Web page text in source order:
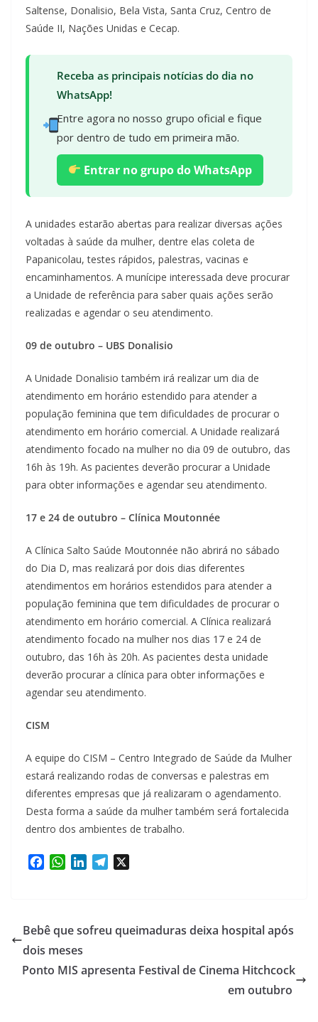
Saltense, Donalisio, Bela Vista, Santa Cruz, Centro de
Saúde II, Nações Unidas e Cecap.
Receba as principais notícias do dia no
WhatsApp!
Entre agora no nosso grupo oficial e fique
por dentro de tudo em primeira mão.
Entrar no grupo do WhatsApp
A unidades estarão abertas para realizar diversas ações
voltadas à saúde da mulher, dentre elas coleta de
Papanicolau, testes rápidos, palestras, vacinas e
encaminhamentos. A munícipe interessada deve procurar
a Unidade de referência para saber quais ações serão
realizadas e agendar o seu atendimento.
09 de outubro – UBS Donalisio
A Unidade Donalisio também irá realizar um dia de
atendimento em horário estendido para atender a
população feminina que tem dificuldades de procurar o
atendimento em horário comercial. A Unidade realizará
atendimento focado na mulher no dia 09 de outubro, das
16h às 19h. As pacientes deverão procurar a Unidade
para obter informações e agendar seu atendimento.
17 e 24 de outubro – Clínica Moutonnée
A Clínica Salto Saúde Moutonnée não abrirá no sábado
do Dia D, mas realizará por dois dias diferentes
atendimentos em horários estendidos para atender a
população feminina que tem dificuldades de procurar o
atendimento em horário comercial. A Clínica realizará
atendimento focado na mulher nos dias 17 e 24 de
outubro, das 16h às 20h. As pacientes desta unidade
deverão procurar a clínica para obter informações e
agendar seu atendimento.
CISM
A equipe do CISM – Centro Integrado de Saúde da Mulher
estará realizando rodas de conversas e palestras em
diferentes empresas que já realizaram o agendamento.
Desta forma a saúde da mulher também será fortalecida
dentro dos ambientes de trabalho.
b
o
k
W
s
p
p
e
n
g
m
Bebê que sofreu queimaduras deixa hospital após
dois meses
Ponto MIS apresenta Festival de Cinema Hitchcock
em outubro